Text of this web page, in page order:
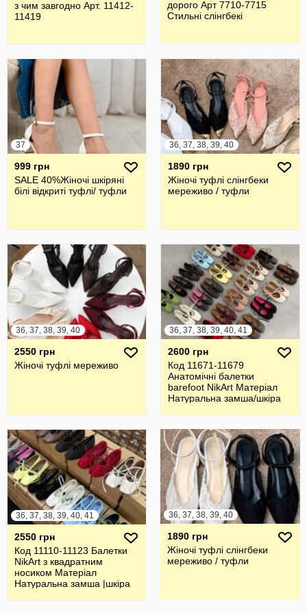
з чим завгодно Арт. 11412-
11419
дорого Арт 7710-7715
Стильні слінгбекі
37
999 грн
SALE 40%Жіночі шкіряні
білі відкриті туфлі/ туфли
36, 37, 38, 39, 40
1890 грн
Жіночі туфлі слінгбеки
мереживо / туфли
36, 37, 38, 39, 40
2550 грн
Жіночі туфлі мереживо
36, 37, 38, 39, 40, 41
2600 грн
Код 11671-11679
Анатомічні балетки
barefoot NikArt Матеріал
Натуральна замша/шкіра
36, 37, 38, 39, 40, 41
2550 грн
Код 11110-11123 Балетки
NikArt з квадратним
носиком Матеріал
Натуральна замша |шкіра
36, 37, 38, 39, 40
1890 грн
Жіночі туфлі слінгбеки
мереживо / туфли